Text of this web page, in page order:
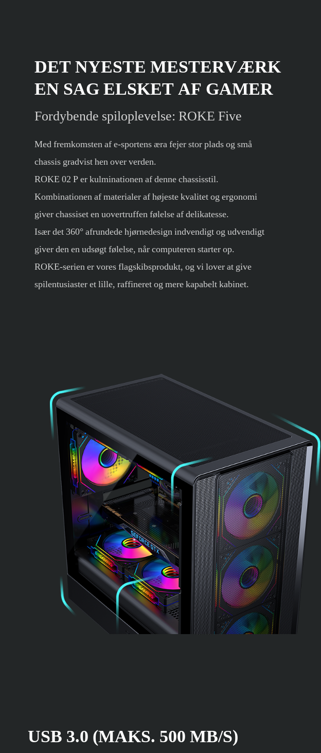
DET NYESTE MESTERVÆRK
EN SAG ELSKET AF GAMER
Fordybende spiloplevelse: ROKE Five
Med fremkomsten af ​​e-sportens æra fejer stor plads og små
chassis gradvist hen over verden.
ROKE 02 P er kulminationen af ​​denne chassisstil.
Kombinationen af ​​materialer af højeste kvalitet og ergonomi
giver chassiset en uovertruffen følelse af delikatesse.
Især det 360° afrundede hjørnedesign indvendigt og udvendigt
giver den en udsøgt følelse, når computeren starter op.
ROKE-serien er vores flagskibsprodukt, og vi lover at give
spilentusiaster et lille, raffineret og mere kapabelt kabinet.
USB 3.0 (MAKS. 500 MB/S)